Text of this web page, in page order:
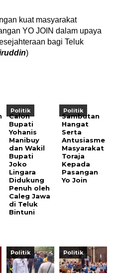
kuat masyarakat
YO JOIN dalam upaya
bagi Teluk
)
Politik
Calon
Bupati
Yohanis
Manibuy
dan Wakil
Bupati
Joko
Lingara
Didukung
Penuh oleh
Caleg Jawa
di Teluk
Bintuni
Politik
Sambutan
Hangat
Serta
Antusiasme
Masyarakat
Toraja
Kepada
Pasangan
Yo Join
Politik Politik